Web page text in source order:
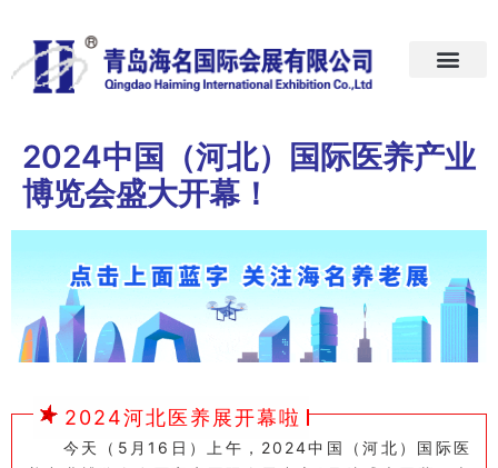
2024中国（河北）国际医养产业
博览会盛大开幕！
2024河北医养展开幕啦
今天（5月16日）上午，2024中国（河北）国际医